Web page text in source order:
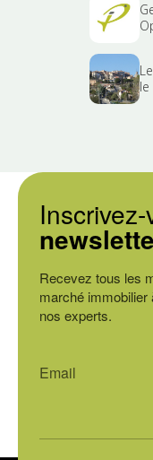
Recevez tous les
marché
nos experts.